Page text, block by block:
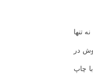
تنها
در
چاپ